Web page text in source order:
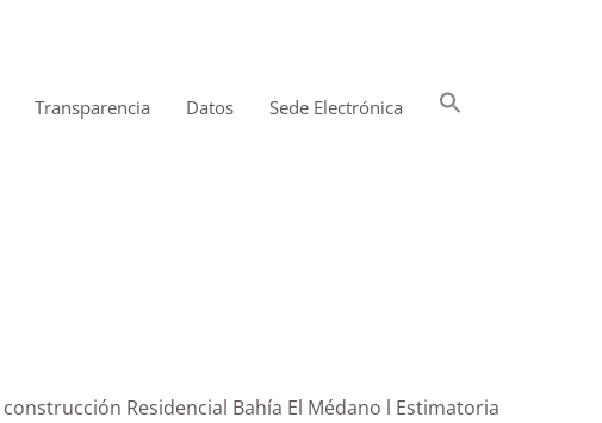
Transparencia Datos Sede Electrónica
Residencial Bahía El Médano l Estimatoria